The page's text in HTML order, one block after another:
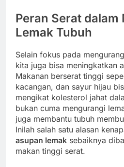
Peran Serat
Lemak Tubuh
Selain fokus pada
kita juga bisa meningkatkan
Makanan berserat tinggi
kacangan, dan sayur hijau
mengikat kolesterol jahat
bukan cuma mengurangi
juga membantu tubuh
Inilah salah satu alasan
asupan lemak sebaiknya
makan tinggi serat.